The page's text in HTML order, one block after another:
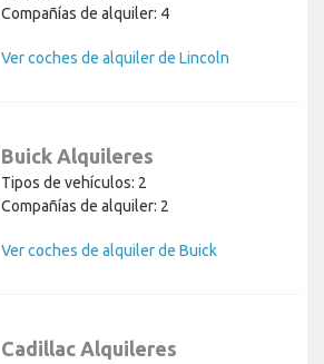
Compañías de alquiler: 4
Ver coches de alquiler de Lincoln
Buick Alquileres
Tipos de vehículos: 2
Compañías de alquiler: 2
Ver coches de alquiler de Buick
Cadillac Alquileres